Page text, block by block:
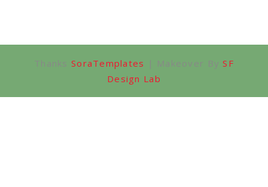
Thanks SoraTemplates | Makeover BySF
Design Lab